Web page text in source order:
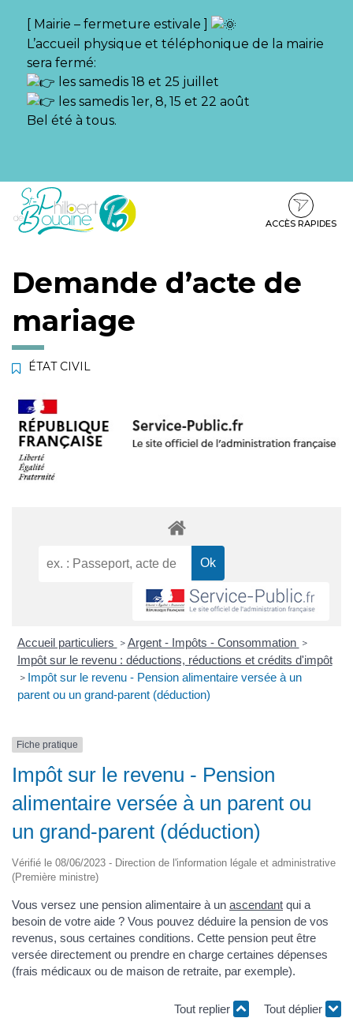
[ Mairie – fermeture estivale ]
L’accueil physique et téléphonique de la mairie
sera fermé:
les samedis 18 et 25 juillet
les samedis 1er, 8, 15 et 22 août
Bel été à tous.
Aller
Aller
contenu
Aller
pied
ACCÈS RAPIDES
Demande d’acte de
mariage
ÉTAT CIVIL
Accueil particuliers > Argent - Impôts - Consommation >
Impôt sur le revenu : déductions, réductions et crédits d'impôt
> Impôt sur le revenu - Pension alimentaire versée à un
parent ou un grand-parent (déduction)
Fiche pratique
Impôt sur le revenu - Pension
alimentaire versée à un parent ou
un grand-parent (déduction)
Vérifié le 08/06/2023 - Direction de l'information légale et administrative
(Première ministre)
Vous versez une pension alimentaire à un ascendant qui a
besoin de votre aide ? Vous pouvez déduire la pension de vos
revenus, sous certaines conditions. Cette pension peut être
versée directement ou prendre en charge certaines dépenses
(frais médicaux ou de maison de retraite, par exemple).
Tout replier Tout déplier